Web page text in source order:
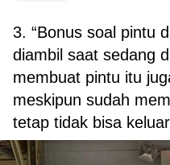
3. “Bonus soal pintu
diambil saat sedang
membuat pintu itu
meskipun sudah
tetap tidak bisa